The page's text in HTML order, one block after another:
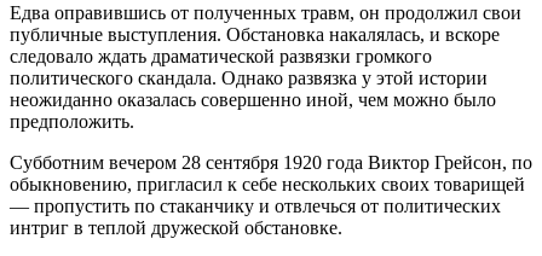
Едва оправившись от полученных травм, он продолжил свои
публичные выступления. Обстановка накалялась, и вскоре
следовало ждать драматической развязки громкого
политического скандала. Однако развязка у этой истории
неожиданно оказалась совершенно иной, чем можно было
предположить.
Субботним вечером 28 сентября 1920 года Виктор Грейсон, по
обыкновению, пригласил к себе нескольких своих товарищей
— пропустить по стаканчику и отвлечься от политических
интриг в теплой дружеской обстановке.